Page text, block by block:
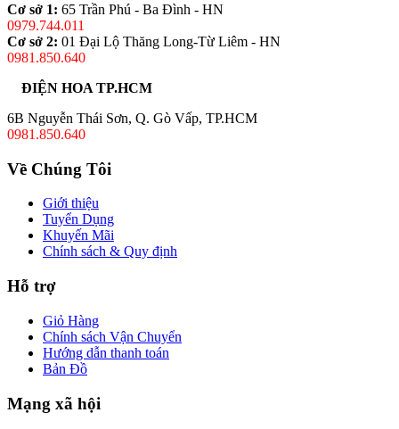
Cơ sở 1: 65 Trần Phú - Ba Đình - HN
0979.744.011
Cơ sở 2: 01 Đại Lộ Thăng Long-Từ Liêm - HN
0981.850.640
ĐIỆN HOA TP.HCM
6B Nguyễn Thái Sơn, Q. Gò Vấp, TP.HCM
0981.850.640
Về Chúng Tôi
Giới thiệu
Tuyển Dụng
Khuyến Mãi
Chính sách & Quy định
Hỗ trợ
Giỏ Hàng
Chính sách Vận Chuyển
Hướng dẫn thanh toán
Bản Đồ
Mạng xã hội